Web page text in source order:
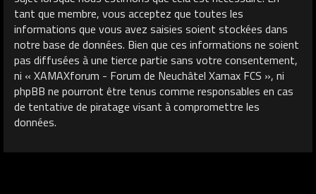
tant que membre, vous acceptez que toutes les
informations que vous avez saisies soient stockées dans
notre base de données. Bien que ces informations ne soient
pas diffusées à une tierce partie sans votre consentement,
ni « XAMAXforum - Forum de Neuchâtel Xamax FCS », ni
phpBB ne pourront être tenus comme responsables en cas
de tentative de piratage visant à compromettre les
données.